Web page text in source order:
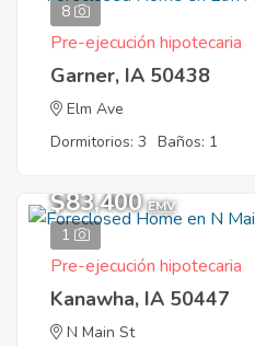
8
Pre-ejecución hipotecaria
Garner, IA 50438
Elm Ave
Dormitorios: 3 Baños: 1
1
$83,400 EMV
Pre-ejecución hipotecaria
Kanawha, IA 50447
N Main St